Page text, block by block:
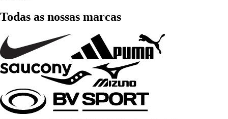
Todas as nossas marcas